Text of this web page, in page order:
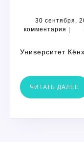
30 сентября,
комментария
Университет
ЧИТАТЬ ДАЛЕЕ